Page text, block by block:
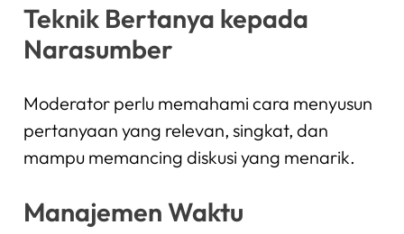
Teknik Bertanya kepada
Narasumber
Moderator perlu memahami cara menyusun
pertanyaan yang relevan, singkat, dan
mampu memancing diskusi yang menarik.
Manajemen Waktu